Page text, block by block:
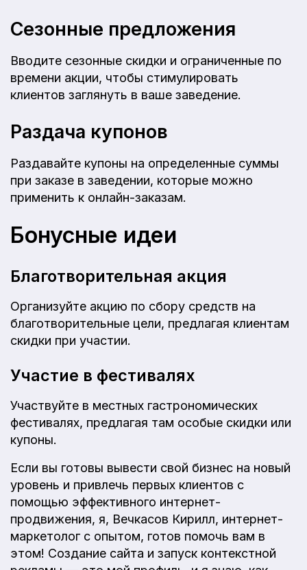
Сезонные предложения
Вводите сезонные скидки и ограниченные по
времени акции, чтобы стимулировать
клиентов заглянуть в ваше заведение.
Раздача купонов
Раздавайте купоны на определенные суммы
при заказе в заведении, которые можно
применить к онлайн-заказам.
Бонусные идеи
Благотворительная акция
Организуйте акцию по сбору средств на
благотворительные цели, предлагая клиентам
скидки при участии.
Участие в фестивалях
Участвуйте в местных гастрономических
фестивалях, предлагая там особые скидки или
купоны.
Если вы готовы вывести свой бизнес на новый
уровень и привлечь первых клиентов с
помощью эффективного интернет-
продвижения, я, Вечкасов Кирилл, интернет-
маркетолог с опытом, готов помочь вам в
этом! Создание сайта и запуск контекстной